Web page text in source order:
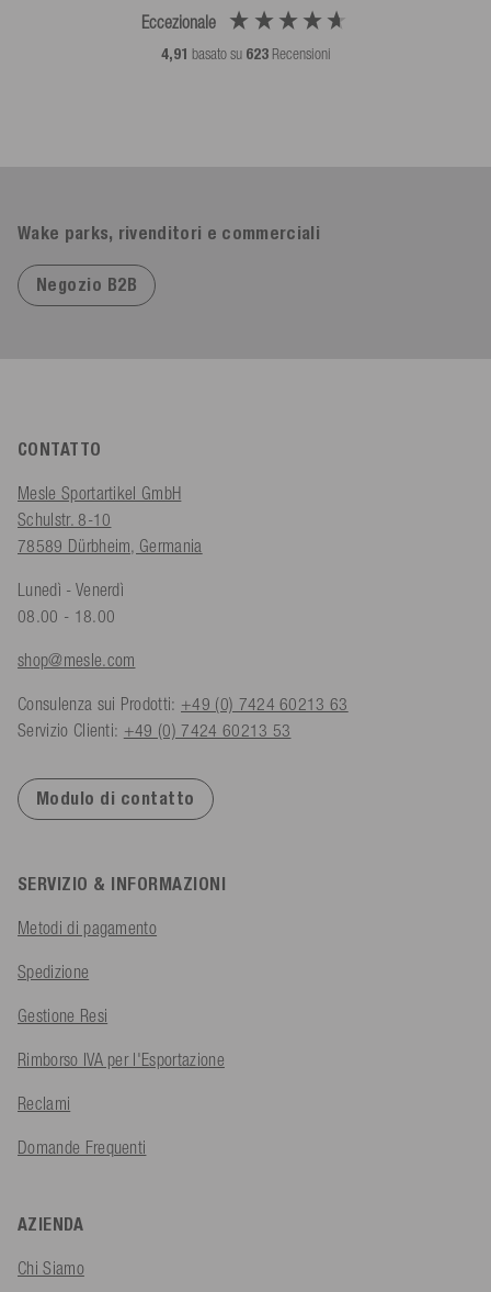
Eccezionale
4,91 basato su 623 Recensioni
Wake parks, rivenditori e commerciali
Negozio B2B
CONTATTO
Mesle Sportartikel GmbH
Schulstr. 8-10
78589 Dürbheim, Germania
Lunedì - Venerdì
08.00 - 18.00
shop@mesle.com
Consulenza sui Prodotti: +49 (0) 7424 60213 63
Servizio Clienti: +49 (0) 7424 60213 53
Modulo di contatto
SERVIZIO & INFORMAZIONI
Metodi di pagamento
Spedizione
Gestione Resi
Rimborso IVA per l'Esportazione
Reclami
Domande Frequenti
AZIENDA
Chi Siamo